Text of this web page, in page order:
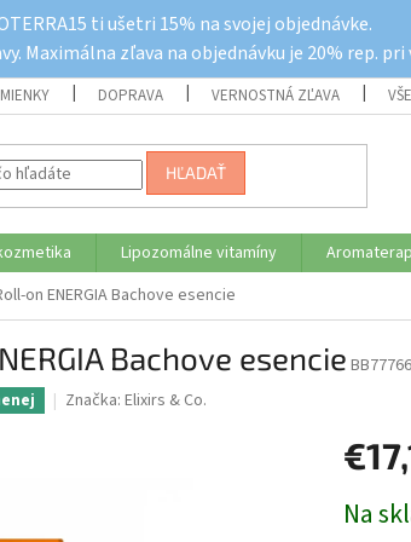
ti ušetri 15% na svojej objednávke.
Maximálna zľava na objednávku je 20% rep. pri
DOPRAVA VERNOSTNÁ ZĽAVA
HĽADAŤ
Lipozomálne vitamíny
on ENERGIA Bachove esencie
Bachove esencie BB77766
Značka: Elixirs & Co.
cena:
Na